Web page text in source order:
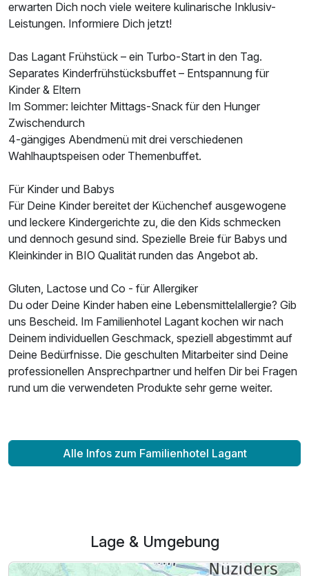
erwarten Dich noch viele weitere kulinarische Inklusiv-
Leistungen. Informiere Dich jetzt!
Das Lagant Frühstück – ein Turbo-Start in den Tag.
Separates Kinderfrühstücksbuffet – Entspannung für
Kinder & Eltern
Im Sommer: leichter Mittags-Snack für den Hunger
Zwischendurch
4-gängiges Abendmenü mit drei verschiedenen
Wahlhauptspeisen oder Themenbuffet.
Für Kinder und Babys
Für Deine Kinder bereitet der Küchenchef ausgewogene
und leckere Kindergerichte zu, die den Kids schmecken
und dennoch gesund sind. Spezielle Breie für Babys und
Kleinkinder in BIO Qualität runden das Angebot ab.
Gluten, Lactose und Co - für Allergiker
Du oder Deine Kinder haben eine Lebensmittelallergie? Gib
uns Bescheid. Im Familienhotel Lagant kochen wir nach
Deinem individuellen Geschmack, speziell abgestimmt auf
Deine Bedürfnisse. Die geschulten Mitarbeiter sind Deine
professionellen Ansprechpartner und helfen Dir bei Fragen
rund um die verwendeten Produkte sehr gerne weiter.
Alle Infos zum Familienhotel Lagant
Lage & Umgebung